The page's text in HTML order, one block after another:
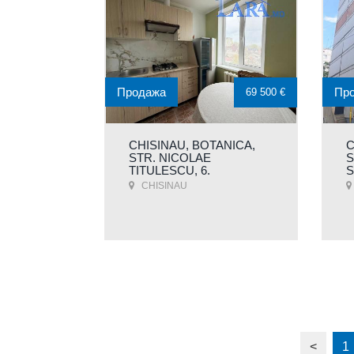
CHISINAU, BOTANICA,
STR. NICOLAE
TITULESCU, 6.
CHISINAU
Продажа 69 500 €
< 1